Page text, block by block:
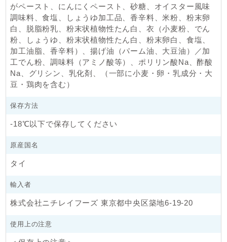
がペースト、にんにくペースト、砂糖、オイスター風味
調味料、食塩、しょうゆ加工品、香辛料、米粉、粉末卵
白、脱脂粉乳、粉末状植物性たん白、衣（小麦粉、でん
粉、しょうゆ、粉末状植物性たん白、粉末卵白、食塩、
加工油脂、香辛料）、揚げ油（パーム油、大豆油）／加
工でん粉、調味料（アミノ酸等）、ポリリン酸Na、酢酸
Na、グリシン、乳化剤、（一部に小麦・卵・乳成分・大
豆・鶏肉を含む）
保存方法
-18℃以下で保存してください
原産国名
タイ
輸入者
株式会社ニチレイフーズ 東京都中央区築地6-19-20
使用上の注意